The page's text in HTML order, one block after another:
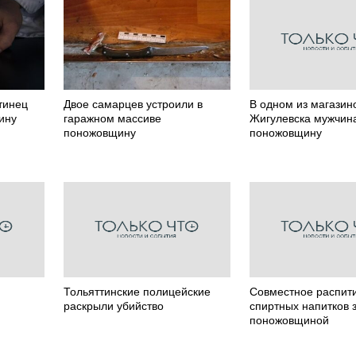
Двое самарцев устроили в
гаражном массиве
поножовщину
В одном из
Жигулевска
поножовщину
Тольяттинские полицейские
раскрыли убийство
Совместное
спиртных напитков
поножовщиной